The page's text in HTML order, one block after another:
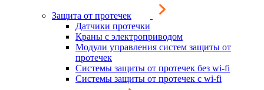
Защита от протечек
Датчики протечки
Краны с электроприводом
Модули управления систем защиты от
протечек
Системы защиты от протечек без wi-fi
Системы защиты от протечек с wi-fi